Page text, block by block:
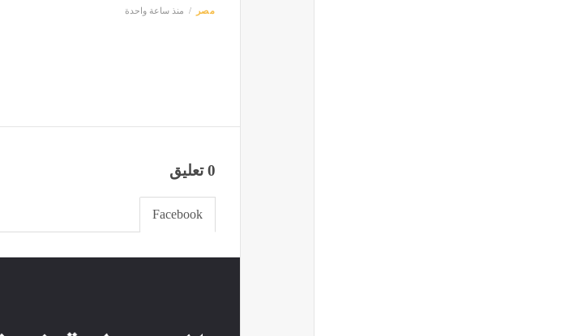
مصر منذ ساعة واحدة
0 تعليق
Facebook